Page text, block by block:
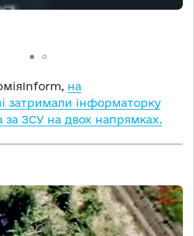
на
затримали інформаторку
ЗСУ на двох напрямках.